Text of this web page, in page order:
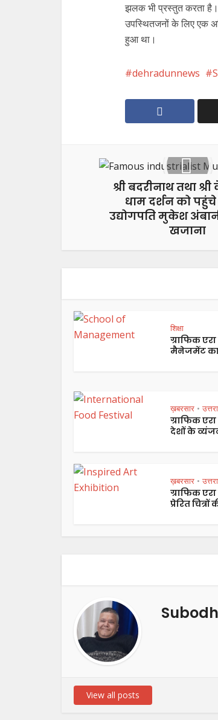
झलक भी प्रस्तुत करता है।
उपस्थितजनों के लिए एक
हुआ था।
dehradunnews
श्री बदरीनाथ तथा
धाम दर्शन को पहुंचे
उद्योगपति मुकेश
खजाना
शिक्षा
ग्राफिक
मैनेजमेंट
ख़बरसार •
ग्राफिक
देशों के
ख़बरसार •
ग्राफिक
प्रेरित चित्रों
View all posts